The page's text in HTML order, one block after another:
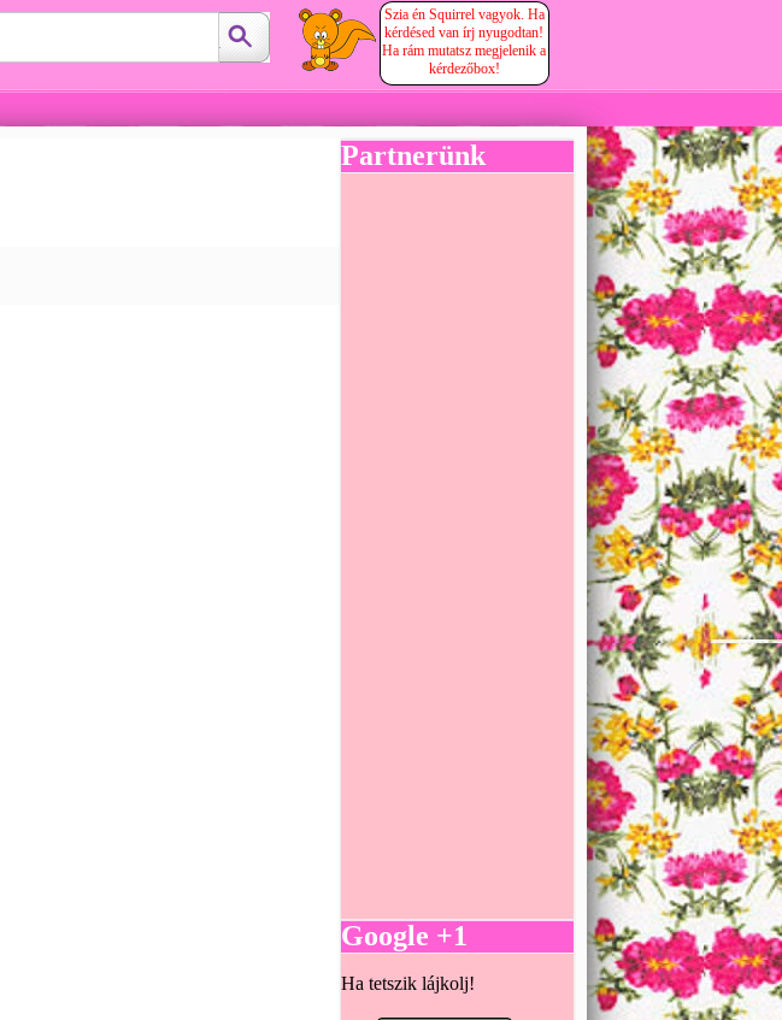
Szia én Squirrel vagyok. Ha
kérdésed van írj nyugodtan!
Ha rám mutatsz megjelenik a
kérdezőbox!
Partnerünk
Google +1
Ha tetszik lájkolj!